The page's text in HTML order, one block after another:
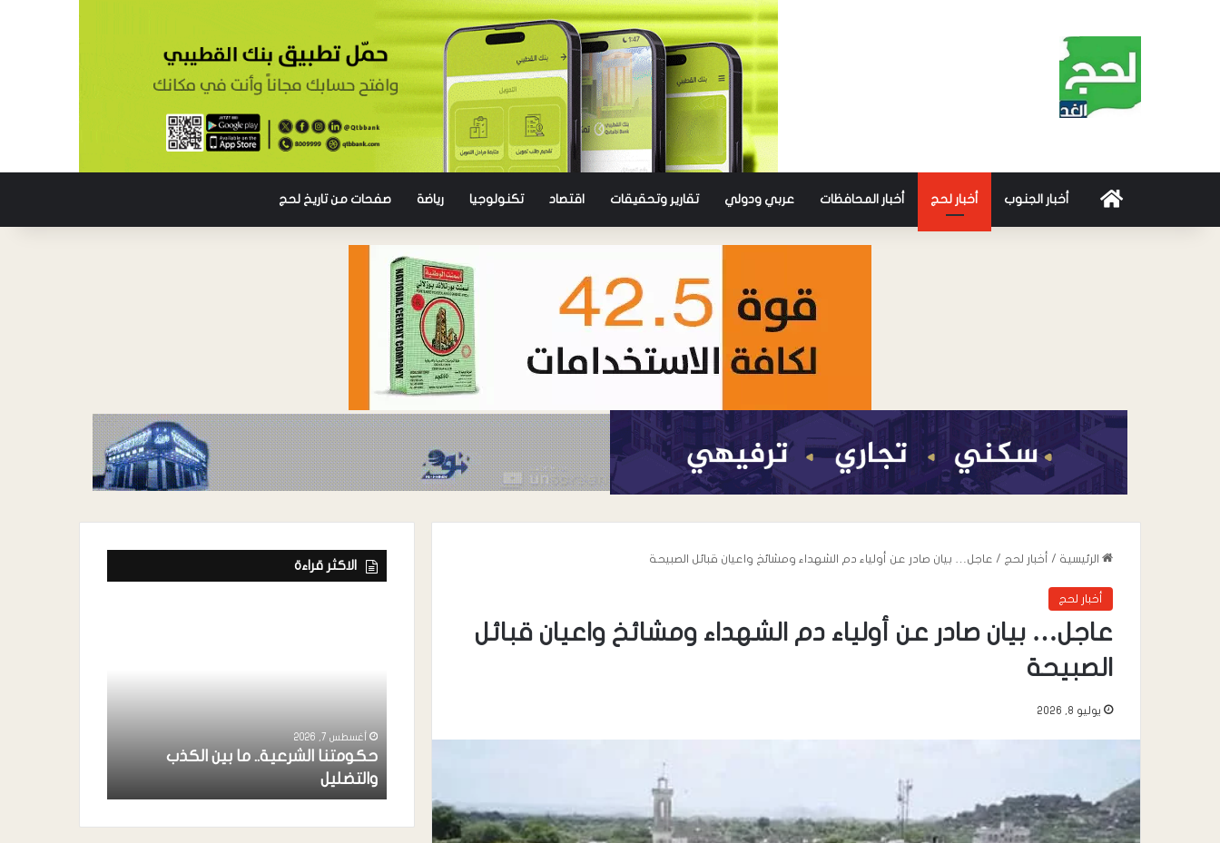
أخبار الجنوب أخبار لحج أخبار المحافظات عربي ودولي تقارير وتحقيقات اقتصاد تكنولوجيا رياضة صفحات من تاريخ لحج
الرئيسية / أخبار لحج / عاجل… بيان صادر عن أولياء دم الشهداء ومشائخ واعيان قبائل الصبيحة
أخبار لحج
عاجل… بيان صادر عن أولياء دم الشهداء ومشائخ واعيان قبائل
الصبيحة
يوليو 8, 2026
الاكثر قراءة
عندما تعيد السياسة ترتيب الأعداء …
أغسطس 7, 2026
حكومتنا الشرعية.. ما بين الكذب
والتضليل